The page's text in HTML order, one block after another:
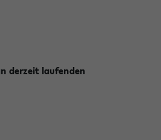
derzeit laufenden